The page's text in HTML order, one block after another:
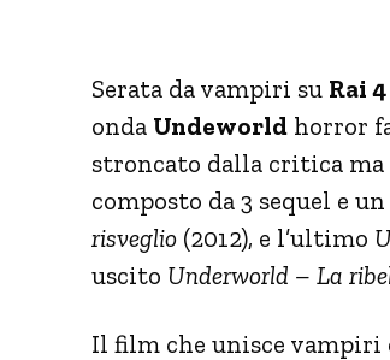
Serata da vampiri su Rai
onda Undeworld horror
stroncato dalla critica
composto da 3 sequel e
risveglio (2012), e l’ultimo
uscito Underworld – La
Il film che unisce